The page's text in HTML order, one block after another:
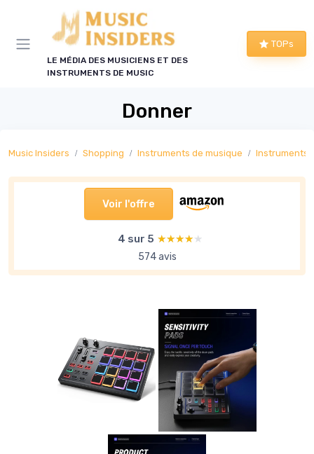
LE MÉDIA DES MUSICIENS ET DES
INSTRUMENTS DE MUSIC
TOPs
Donner
Music Insiders Shopping Instruments de musique Instruments
Voir l'offre
4 sur 5 ★★★★★
★★★★★
574 avis
Panneau de gestion des cookies